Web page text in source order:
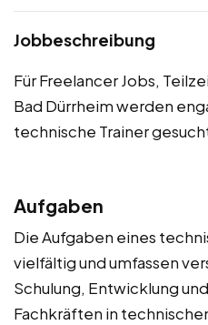
Jobbeschreibung
Für Freelancer Jobs,
Bad Dürrheim werden
technische Trainer
Aufgaben
Die Aufgaben eines
vielfältig und umfassen
Schulung, Entwicklung
Fachkräften in